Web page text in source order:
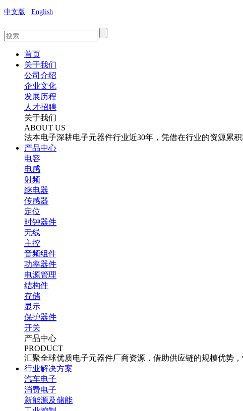
中文版 English
首页
关于我们
公司介绍
企业文化
发展历程
人才招聘
关于我们
ABOUT US
法本电子深耕电子元器件行业近30年，凭借在行业的资源累
产品中心
电容
电感
射频
继电器
传感器
定位
时钟器件
无线
主控
音频组件
功率器件
电源管理
结构件
存储
显示
保护器件
开关
产品中心
PRODUCT
汇聚全球优质电子元器件厂商资源，借助供应链的规模优势
行业解决方案
汽车电子
消费电子
新能源及储能